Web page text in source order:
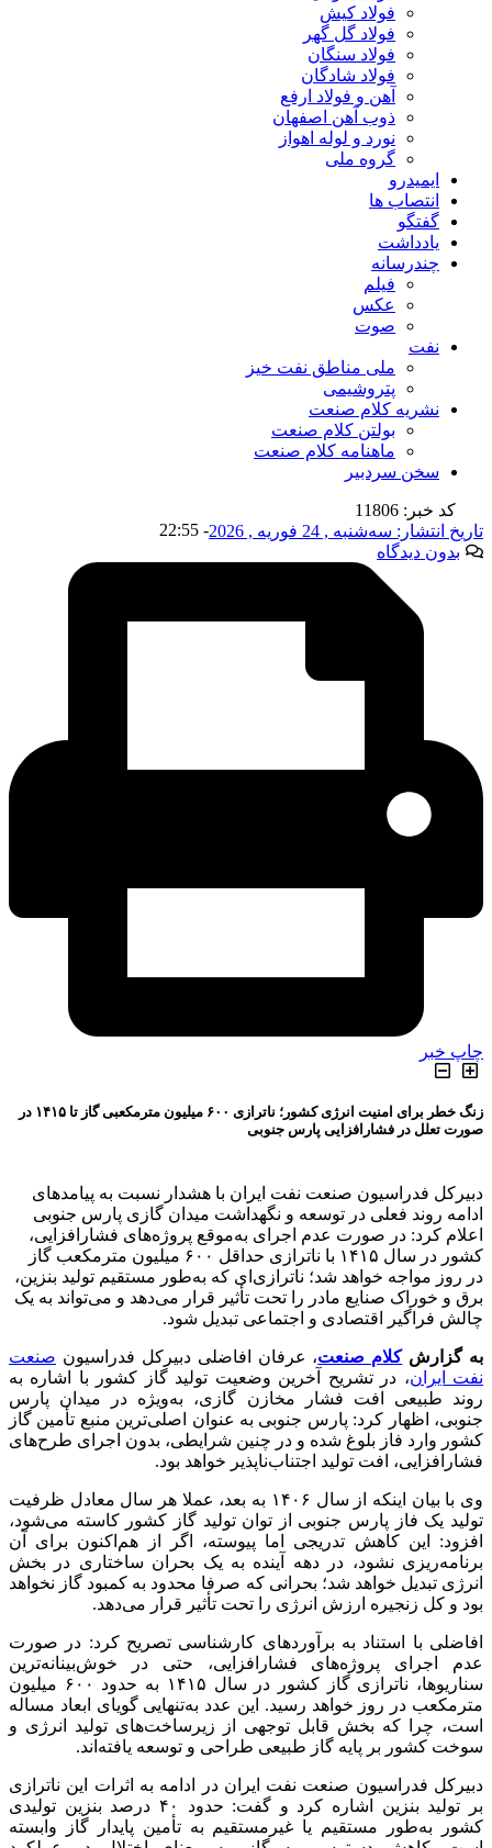
فولاد کیش
فولاد گل گهر
فولاد سنگان
فولاد شادگان
آهن و فولاد ارفع
ذوب آهن اصفهان
نورد و لوله اهواز
گروه ملی
ایمیدرو
انتصاب ها
گفتگو
یادداشت
چندرسانه
فیلم
عکس
صوت
نفت
ملی مناطق نفت خیز
پتروشیمی
نشریه کلام صنعت
بولتن کلام صنعت
ماهنامه کلام صنعت
سخن سردبیر
کد خبر: 11806
تاریخ انتشار: سه‌شنبه , 24 فوریه , 2026 -
22:55
بدون دیدگاه
چاپ خبر
زنگ خطر برای امنیت انرژی کشور؛ ناترازی ۶۰۰ میلیون مترمکعبی گاز تا ۱۴۱۵ در
صورت تعلل در فشارافزایی پارس جنوبی
دبیرکل فدراسیون صنعت نفت ایران با هشدار نسبت به پیامدهای
ادامه روند فعلی در توسعه و نگهداشت میدان گازی پارس جنوبی
اعلام کرد: در صورت عدم اجرای به‌موقع پروژه‌های فشارافزایی،
کشور در سال ۱۴۱۵ با ناترازی حداقل ۶۰۰ میلیون مترمکعب گاز
در روز مواجه خواهد شد؛ ناترازی‌ای که به‌طور مستقیم تولید بنزین،
برق و خوراک صنایع مادر را تحت تأثیر قرار می‌دهد و می‌تواند به یک
چالش فراگیر اقتصادی و اجتماعی تبدیل شود.
به گزارشکلام صنعت، عرفان افاضلی دبیرکل فدراسیون صنعت
نفت ایران، در تشریح آخرین وضعیت تولید گاز کشور با اشاره به
روند طبیعی افت فشار مخازن گازی، به‌ویژه در میدان پارس
جنوبی، اظهار کرد: پارس جنوبی به عنوان اصلی‌ترین منبع تأمین گاز
کشور وارد فاز بلوغ شده و در چنین شرایطی، بدون اجرای طرح‌های
فشارافزایی، افت تولید اجتناب‌ناپذیر خواهد بود.
وی با بیان اینکه از سال ۱۴۰۶ به بعد، عملا هر سال معادل ظرفیت
تولید یک فاز پارس جنوبی از توان تولید گاز کشور کاسته می‌شود،
افزود: این کاهش تدریجی اما پیوسته، اگر از هم‌اکنون برای آن
برنامه‌ریزی نشود، در دهه آینده به یک بحران ساختاری در بخش
انرژی تبدیل خواهد شد؛ بحرانی که صرفا محدود به کمبود گاز نخواهد
بود و کل زنجیره ارزش انرژی را تحت تأثیر قرار می‌دهد.
افاضلی با استناد به برآوردهای کارشناسی تصریح کرد: در صورت
عدم اجرای پروژه‌های فشارافزایی، حتی در خوش‌بینانه‌ترین
سناریوها، ناترازی گاز کشور در سال ۱۴۱۵ به حدود ۶۰۰ میلیون
مترمکعب در روز خواهد رسید. این عدد به‌تنهایی گویای ابعاد مساله
است، چرا که بخش قابل توجهی از زیرساخت‌های تولید انرژی و
سوخت کشور بر پایه گاز طبیعی طراحی و توسعه یافته‌اند.
دبیرکل فدراسیون صنعت نفت ایران در ادامه به اثرات این ناترازی
بر تولید بنزین اشاره کرد و گفت: حدود ۴۰ درصد بنزین تولیدی
کشور به‌طور مستقیم یا غیرمستقیم به تأمین پایدار گاز وابسته